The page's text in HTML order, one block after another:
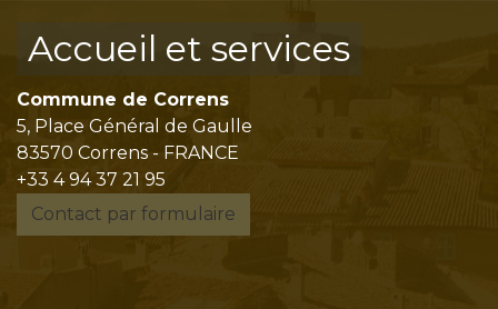
Accueil et services
Commune de Correns
5, Place Général de Gaulle
83570 Correns - FRANCE
+33 4 94 37 21 95
Contact par formulaire